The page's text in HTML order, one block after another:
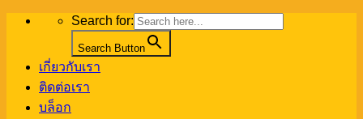
Skip
Search for:
Search Button
เกี่ยวกับเรา
ติดต่อเรา
บล็อก